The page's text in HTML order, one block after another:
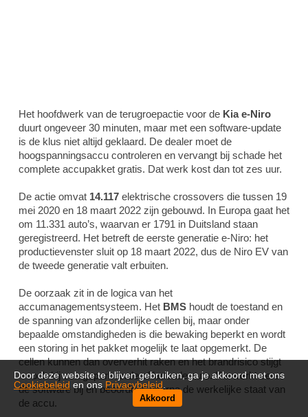
Het hoofdwerk van de terugroepactie voor de Kia e-Niro
duurt ongeveer 30 minuten, maar met een software-update
is de klus niet altijd geklaard. De dealer moet de
hoogspanningsaccu controleren en vervangt bij schade het
complete accupakket gratis. Dat werk kost dan tot zes uur.
De actie omvat 14.117 elektrische crossovers die tussen 19
mei 2020 en 18 maart 2022 zijn gebouwd. In Europa gaat het
om 11.331 auto’s, waarvan er 1791 in Duitsland staan
geregistreerd. Het betreft de eerste generatie e-Niro: het
productievenster sluit op 18 maart 2022, dus de Niro EV van
de tweede generatie valt erbuiten.
De oorzaak zit in de logica van het
accumanagementsysteem. Het BMS houdt de toestand en
de spanning van afzonderlijke cellen bij, maar onder
bepaalde omstandigheden is die bewaking beperkt en wordt
een storing in het pakket mogelijk te laat opgemerkt. De
cellen kunnen dan oververhit raken en het brandrisico stijgt
— ook bij een geparkeerde of ladende auto. Kia werkt eerst
de software bij en beoordeelt daarna de werkelijke staat van
de accu.
Door deze website te blijven gebruiken, ga je akkoord met ons
Cookiebeleid en ons Privacybeleid
Akkoord